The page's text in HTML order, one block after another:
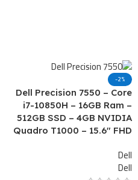
-2%
Dell Precision 7550 – Core
i7-10850H – 16GB Ram –
512GB SSD – 4GB NVIDIA
Quadro T1000 – 15.6″ FHD
Dell
Dell